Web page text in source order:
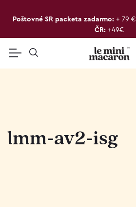
Poštovné SR packeta zadarmo: + 79 €
ČR: +49€
lmm-av2-isg